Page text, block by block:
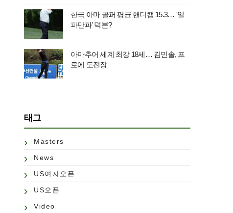
한국 아마 골퍼 평균 핸디캡 15.3… '일
파만파' 덕분?
아마추어 세계 최강 18세… 김민솔, 프
로에 도전장
태그
Masters
News
US여자오픈
US오픈
Video